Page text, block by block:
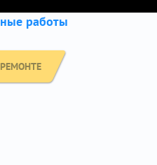
работы